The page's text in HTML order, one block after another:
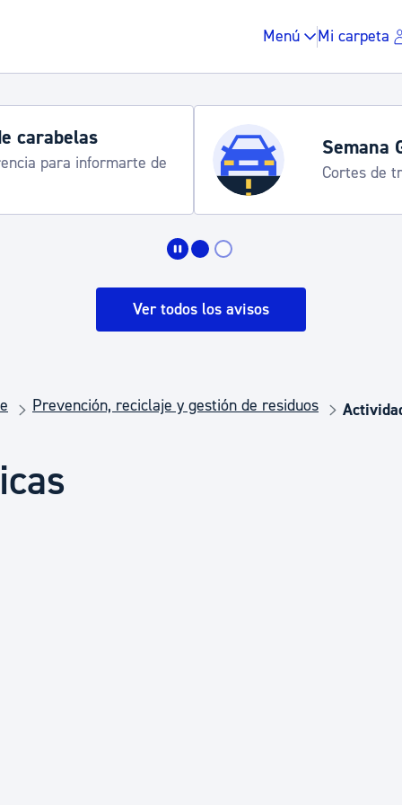
Menú Mi carpeta
Espacio público,
Euskera
Semana Grande 2026: programa
8-15 agosto
Ver todos los avisos
Prevención, reciclaje y gestión de residuos